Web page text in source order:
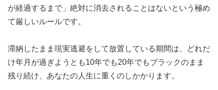
が経過するまで」絶対に消去されることはないという極め
て厳しいルールです。
滞納したまま現実逃避をして放置している期間は、どれだ
け年月が過ぎようとも10年でも20年でもブラックのまま
残り続け、あなたの人生に重くのしかかります。